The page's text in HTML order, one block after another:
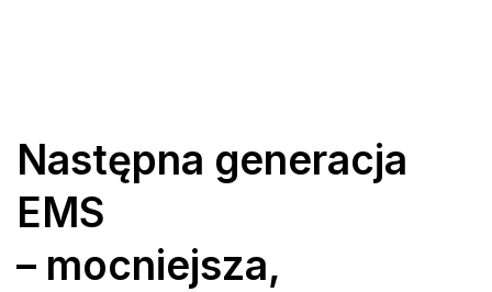
Następna generacja
EMS
– mocniejsza,